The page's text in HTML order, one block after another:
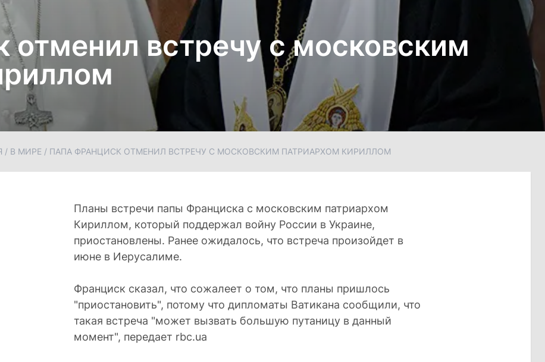
отменил встречу с московским
/ В МИРЕ / ПАПА ФРАНЦИСК ОТМЕНИЛ ВСТРЕЧУ С МОСКОВСКИМ ПАТРИАРХОМ КИРИЛЛОМ
Планы встречи папы Франциска с московским патриархом
Кириллом, который поддержал войну России в Украине,
приостановлены. Ранее ожидалось, что встреча произойдет в
июне в Иерусалиме.
Франциск сказал, что сожалеет о том, что планы пришлось
"приостановить", потому что дипломаты Ватикана сообщили, что
такая встреча "может вызвать большую путаницу в данный
момент", передает rbc.ua